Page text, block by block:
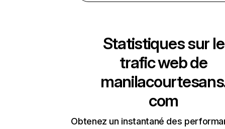
Statistiques sur le
trafic web de
com
Obtenez un instantané des